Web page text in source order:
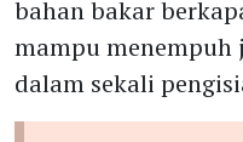
bahan bakar
mampu menempuh
dalam sekali